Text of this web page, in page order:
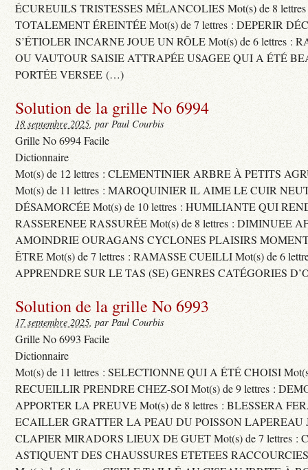
ÉCUREUILS TRISTESSES MÉLANCOLIES Mot(s) de 8
TOTALEMENT ÉREINTÉE Mot(s) de 7 lettres : DEPERIR
S’ÉTIOLER INCARNE JOUE UN RÔLE Mot(s) de 6 lettres :
OU VAUTOUR SAISIE ATTRAPÉE USAGEE QUI A ÉTÉ
PORTÉE VERSEE (…)
Solution de la grille No 6994
18 septembre 2025, par Paul Courbis
Grille No 6994 Facile
Dictionnaire
Mot(s) de 12 lettres : CLEMENTINIER ARBRE À PETITS
Mot(s) de 11 lettres : MAROQUINIER IL AIME LE CUIR
DÉSAMORCÉE Mot(s) de 10 lettres : HUMILIANTE QUI
RASSERENEE RASSURÉE Mot(s) de 8 lettres : DIMINUEE
AMOINDRIE OURAGANS CYCLONES PLAISIRS
ÊTRE Mot(s) de 7 lettres : RAMASSE CUEILLI Mot(s) de 6
APPRENDRE SUR LE TAS (SE) GENRES CATÉGORIES
Solution de la grille No 6993
17 septembre 2025, par Paul Courbis
Grille No 6993 Facile
Dictionnaire
Mot(s) de 11 lettres : SELECTIONNE QUI A ÉTÉ CHOISI
RECUEILLIR PRENDRE CHEZ-SOI Mot(s) de 9 lettres :
APPORTER LA PREUVE Mot(s) de 8 lettres : BLESSERA
ECAILLER GRATTER LA PEAU DU POISSON LAPEREAU
CLAPIER MIRADORS LIEUX DE GUET Mot(s) de 7 lettres :
ASTIQUENT DES CHAUSSURES ETETEES